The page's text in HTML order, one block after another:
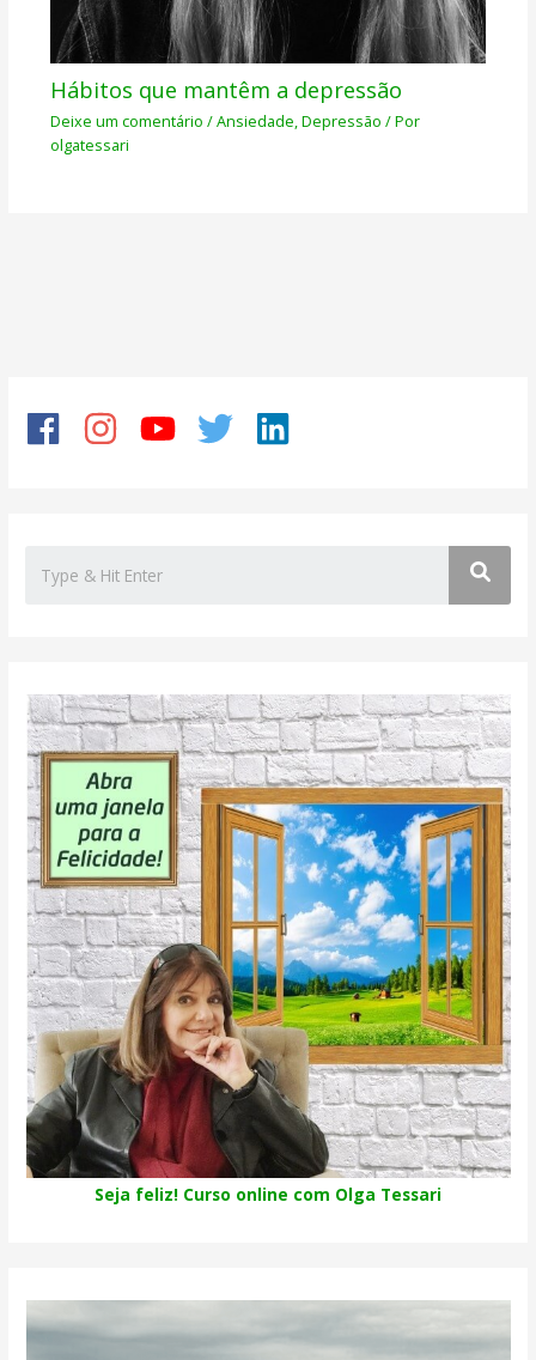
Hábitos que mantêm a depressão
Deixe um comentário /Ansiedade,Depressão / Por
olgatessari
Seja feliz! Curso online com Olga Tessari